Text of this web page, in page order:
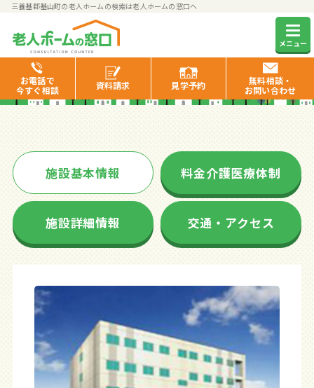
三養基郡基山町の老人ホームの検索は老人ホームの窓口へ
メニュー
お電話で
今すぐ相談
資料請求 見学予約
無料相談・
お問い合わせ
セカンドライフさくら
施設基本情報 料金介護医療体制
施設詳細情報 交通・アクセス